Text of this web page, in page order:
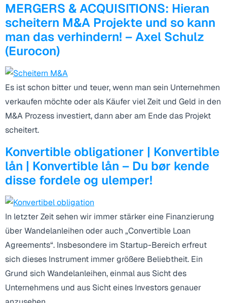
MERGERS & ACQUISITIONS: Hieran
scheitern M&A Projekte und so kann
man das verhindern! – Axel Schulz
(Eurocon)
Es ist schon bitter und teuer, wenn man sein Unternehmen
verkaufen möchte oder als Käufer viel Zeit und Geld in den
M&A Prozess investiert, dann aber am Ende das Projekt
scheitert.
Konvertible obligationer | Konvertible
lån | Konvertible lån – Du bør kende
disse fordele og ulemper!
In letzter Zeit sehen wir immer stärker eine Finanzierung
über Wandelanleihen oder auch „Convertible Loan
Agreements“. Insbesondere im Startup-Bereich erfreut
sich dieses Instrument immer größere Beliebtheit. Ein
Grund sich Wandelanleihen, einmal aus Sicht des
Unternehmens und aus Sicht eines Investors genauer